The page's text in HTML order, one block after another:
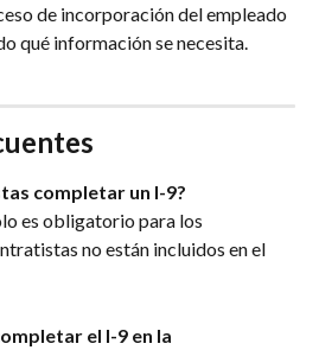
de incorporación del empleado
qué información se necesita.
completar un I-9?
es obligatorio para los
no están incluidos en el
el I-9 en la